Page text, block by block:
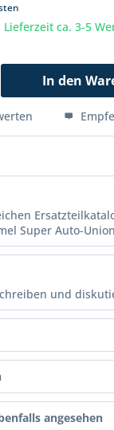
ca. 3-5
In den
Super Auto-
und
angesehen